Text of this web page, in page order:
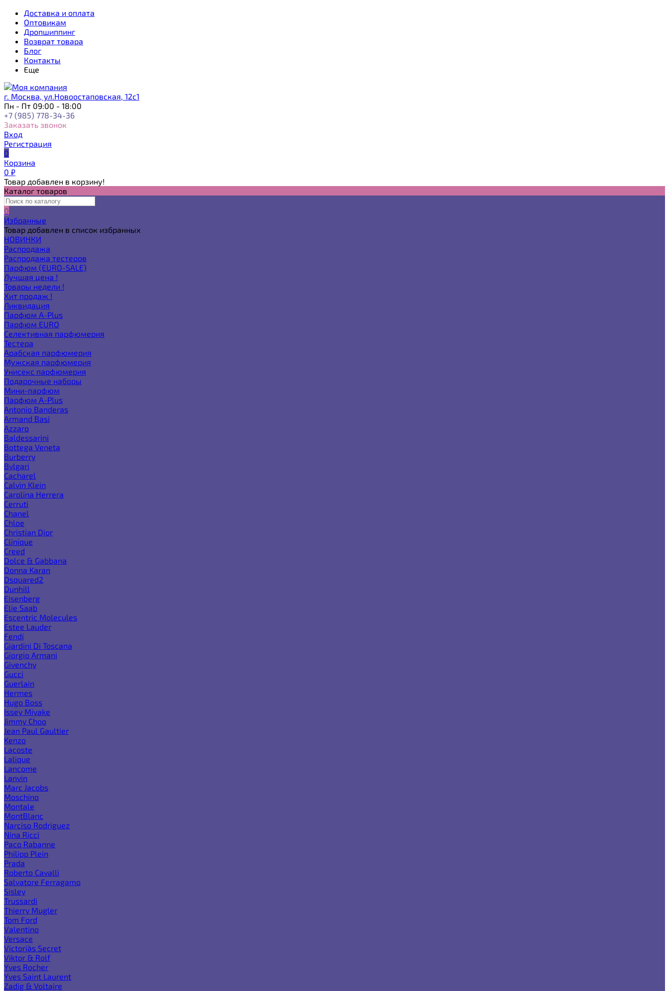
Доставка и оплата
Оптовикам
Дропшиппинг
Возврат товара
Блог
Контакты
Еще
г. Москва, ул.Новоостаповская, 12с1
Пн - Пт 09:00 - 18:00
+7 (985) 778-34-36
Заказать звонок
Вход
Регистрация
0
Корзина
0 ₽
Товар добавлен в корзину!
Каталог товаров
0
Избранные
Товар добавлен в список избранных
НОВИНКИ
Распродажа
Распродажа тестеров
Парфюм (EURO-SALE)
Лучшая цена !
Товары недели !
Хит продаж !
Ликвидация
Парфюм A-Plus
Парфюм EURO
Селективная парфюмерия
Тестера
Арабская парфюмерия
Мужская парфюмерия
Унисекс парфюмерия
Подарочные наборы
Мини-парфюм
Парфюм A-Plus
Antonio Banderas
Armand Basi
Azzaro
Baldessarini
Bottega Veneta
Burberry
Bvlgari
Cacharel
Calvin Klein
Carolina Herrera
Cerruti
Chanel
Chloe
Christian Dior
Clinique
Creed
Dolce & Gabbana
Donna Karan
Dsquared2
Dunhill
Eisenberg
Elie Saab
Escentric Molecules
Estee Lauder
Fendi
Giardini Di Toscana
Giorgio Armani
Givenchy
Gucci
Guerlain
Hermes
Hugo Boss
Issey Miyake
Jimmy Choo
Jean Paul Gaultier
Kenzo
Lacoste
Lalique
Lancome
Lanvin
Marc Jacobs
Moschino
Montale
MontBlanc
Narciso Rodriguez
Nina Ricci
Paco Rabanne
Philipp Plein
Prada
Roberto Cavalli
Salvatore Ferragamo
Sisley
Trussardi
Thierry Mugler
Tom Ford
Valentino
Versace
Victoria`s Secret
Viktor & Rolf
Yves Rocher
Yves Saint Laurent
Zadig & Voltaire